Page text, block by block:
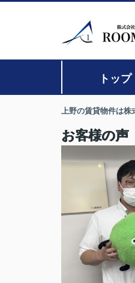
トップ
上野の賃貸物件は株
お客様の声